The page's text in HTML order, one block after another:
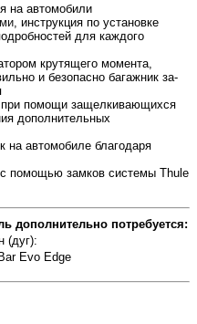
на автомобили
инструкция по установке
для каждого
крутящего момента,
и безопасно багажник за­
при помощи защелкивающихся
дополнительных
на автомобиле благодаря
помощью замков системы Thule
дополнительно потребуется:
(дуг):
Evo Edge